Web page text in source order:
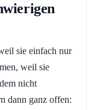
sie einfach nur
weil sie
nicht
dann ganz offen: